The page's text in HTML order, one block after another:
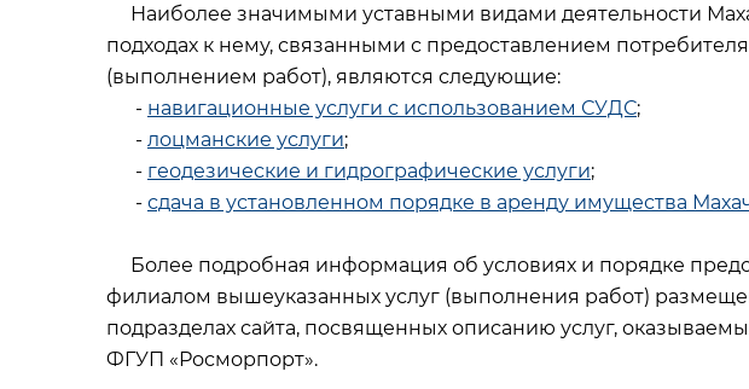
Наиболее значимыми уставными видами деятельности
подходах к нему, связанными с предоставлением
(выполнением работ), являются следующие:
- навигационные услуги с использованием СУДС;
- лоцманские услуги;
- геодезические и гидрографические услуги;
- сдача в установленном порядке в аренду имущества
Более подробная информация об условиях и порядке
филиалом вышеуказанных услуг (выполнения работ)
подразделах сайта, посвященных описанию услуг,
ФГУП «Росморпорт».